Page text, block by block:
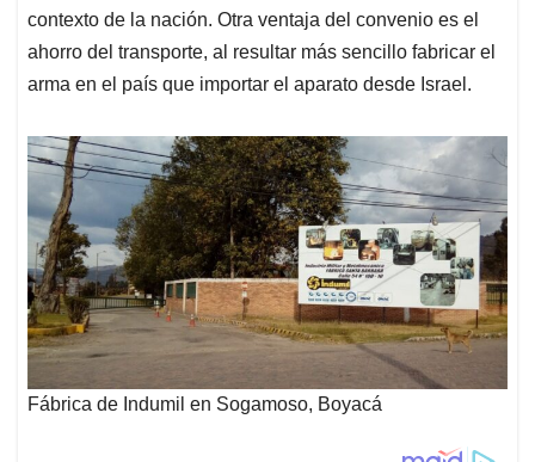
contexto de la nación. Otra ventaja del convenio es el
ahorro del transporte, al resultar más sencillo fabricar el
arma en el país que importar el aparato desde Israel.
Fábrica de Indumil en Sogamoso, Boyacá